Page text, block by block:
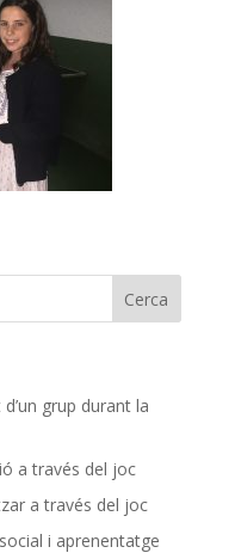
grup durant la
a través del joc
a través del joc
i aprenentatge